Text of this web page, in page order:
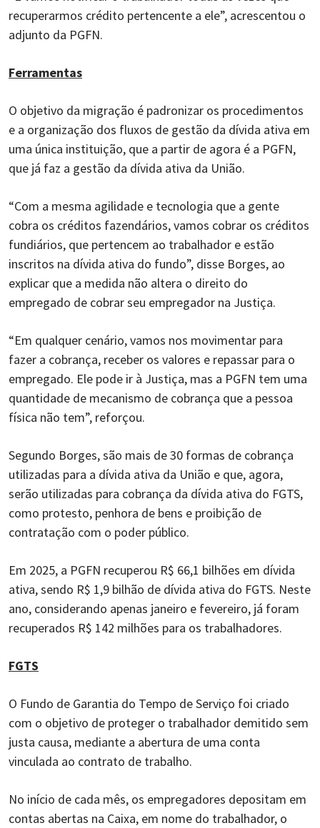
recuperarmos crédito pertencente a ele”, acrescentou o
adjunto da PGFN.
Ferramentas
O objetivo da migração é padronizar os procedimentos
e a organização dos fluxos de gestão da dívida ativa em
uma única instituição, que a partir de agora é a PGFN,
que já faz a gestão da dívida ativa da União.
“Com a mesma agilidade e tecnologia que a gente
cobra os créditos fazendários, vamos cobrar os créditos
fundiários, que pertencem ao trabalhador e estão
inscritos na dívida ativa do fundo”, disse Borges, ao
explicar que a medida não altera o direito do
empregado de cobrar seu empregador na Justiça.
“Em qualquer cenário, vamos nos movimentar para
fazer a cobrança, receber os valores e repassar para o
empregado. Ele pode ir à Justiça, mas a PGFN tem uma
quantidade de mecanismo de cobrança que a pessoa
física não tem”, reforçou.
Segundo Borges, são mais de 30 formas de cobrança
utilizadas para a dívida ativa da União e que, agora,
serão utilizadas para cobrança da dívida ativa do FGTS,
como protesto, penhora de bens e proibição de
contratação com o poder público.
Em 2025, a PGFN recuperou R$ 66,1 bilhões em dívida
ativa, sendo R$ 1,9 bilhão de dívida ativa do FGTS. Neste
ano, considerando apenas janeiro e fevereiro, já foram
recuperados R$ 142 milhões para os trabalhadores.
FGTS
O Fundo de Garantia do Tempo de Serviço foi criado
com o objetivo de proteger o trabalhador demitido sem
justa causa, mediante a abertura de uma conta
vinculada ao contrato de trabalho.
No início de cada mês, os empregadores depositam em
contas abertas na Caixa, em nome do trabalhador, o